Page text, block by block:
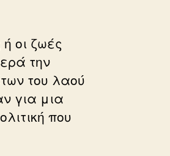
οι ζωές
την
του λαού
για μια
που